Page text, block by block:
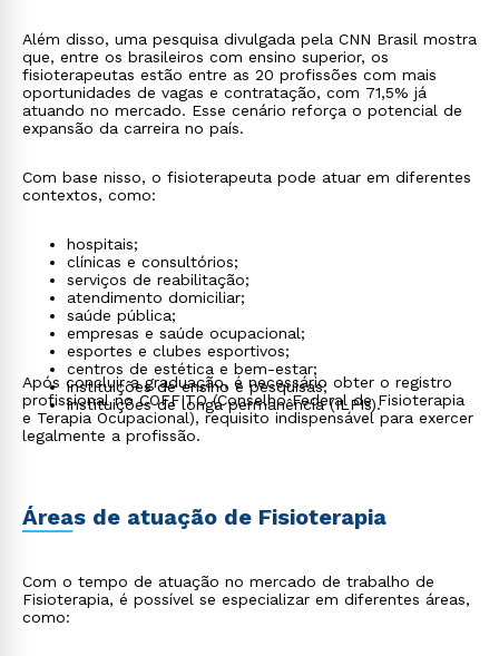
Além disso, uma pesquisa divulgada pela CNN Brasil mostra
que, entre os brasileiros com ensino superior, os
fisioterapeutas estão entre as 20 profissões com mais
oportunidades de vagas e contratação, com 71,5% já
atuando no mercado. Esse cenário reforça o potencial de
expansão da carreira no país.
Com base nisso, o fisioterapeuta pode atuar em diferentes
contextos, como:
hospitais;
clínicas e consultórios;
serviços de reabilitação;
atendimento domiciliar;
saúde pública;
empresas e saúde ocupacional;
esportes e clubes esportivos;
centros de estética e bem-estar;
instituições de ensino e pesquisas;
instituições de longa permanência (ILPIs).
Após concluir a graduação, é necessário obter o registro
profissional no COFFITO (Conselho Federal de Fisioterapia
e Terapia Ocupacional), requisito indispensável para exercer
legalmente a profissão.
Áreas de atuação de Fisioterapia
Com o tempo de atuação no mercado de trabalho de
Fisioterapia, é possível se especializar em diferentes áreas,
como: